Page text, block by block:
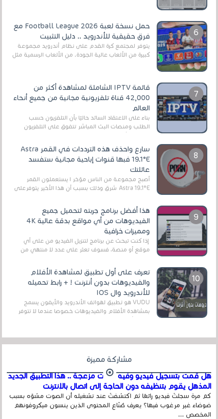
الأفلام على التورنت ، ومعظم هذه المواقع ل...
حمل نسخة لعبة Football League 2026 مع
فرق حقيقية للأندرويد .. دليل التثبيت
يتوفر لمجتمع كرة القدم على نظام أندرويد مجموعة
كبيرة من الألعاب عالية الجودة. من الألعاب الرسمية مثل
قائمة IPTV الشاملة لمشاهدة أكثر من
42,000 قناة تلفزيونية مجانية من جميع أنحاء
العالم
بناءً على الاعتقاد السائد حاليًا بأن التلفزيون حسب
الطلب ومنصات البث المباشر تتفوق على التلفزيون
الرقمي الأرضي التقليدي، يُعدّ IPTV-org خيار...
سارع واحذف هذه الترددات في القمر Astra
19.1°E فبها قنوات إباحية مجانية ستفسد
عائلتك
أصبح مجموعة من الناس مؤخر ا يستعملون القمر
Astra 19.1°E شرق وذلك بسبب أن هذا الأخير يتوفرعلى
هذا أفضل برنامج جربته لتحميل جميع
الفيديوهات من أي مواقع بدقة عالية 4K
ومميزات خرافية
إذا كنت تبحث عن برنامج لتنزيل الفيديو من على أي
موقع أو منصة، فسوف تعثر على عدد لا منتهي من
تعرف على أول تطبيق لمشاهدة الأفلام
والفيديوهات بدون أنترنت ! + رابط تحميله
للأندرويد وال IOS
VUDU هو تطبيق لهواتف الأندرويد والأيفون يسمح
بمشاهدة الأفلام والفيديوهات خصوصا عندما لا تتوفر
مشاركة مميزة
هل قمت بتسجيل فيديو وفيه أصوت مزعجة .. هذا التطبيق الجديد
المذهل يقوم بتنظيفه دون الحاجة إلى اتصال بالإنترنت
كم مرة سجلتَ فيديو رائعًا ثم اكتشفتَ عند تشغيله أن الصوت مشوّه بسبب
ضوضاء غير مرغوب فيها؟ يعرف صُنّاع المحتوى الذين ينسون ميكروفونهم
المخصص ...